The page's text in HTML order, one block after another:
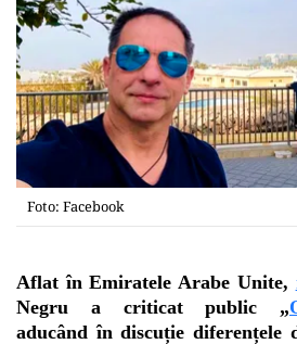
Foto: Facebook
Aflat în Emiratele Arabe Unite,
Negru a criticat public „
aducând în discuție diferențele